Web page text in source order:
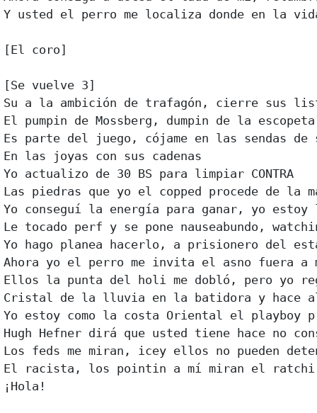
Y usted el perro me localiza donde en la
[El coro]
[Se vuelve 3]
Su a la ambición de trafagón, cierre sus
El pumpin de Mossberg, dumpin de la
Es parte del juego, cójame en las sendas de
En las joyas con sus cadenas
Yo actualizo de 30 BS para limpiar CONTRA
Las piedras que yo el copped procede de la
Yo conseguí la energía para ganar, yo
Le tocado perf y se pone nauseabundo,
Yo hago planea hacerlo, a prisionero del
Ahora yo el perro me invita el asno fuera a
Ellos la punta del holi me dobló, pero yo
Cristal de la lluvia en la batidora y hace
Yo estoy como la costa Oriental el playboy
Hugh Hefner dirá que usted tiene hace no
Los feds me miran, icey ellos no pueden
El racista, los pointin a mí miran el ratchi
¡Hola!